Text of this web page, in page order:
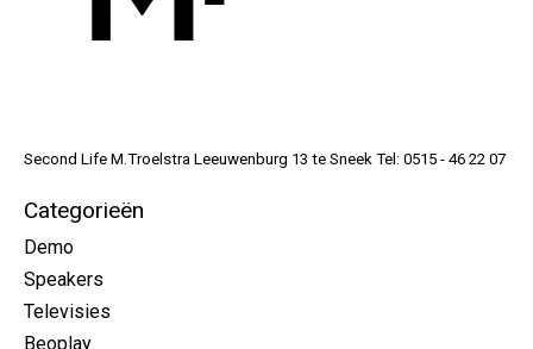
Second Life M.Troelstra Leeuwenburg 13 te Sneek Tel: 0515 - 46 22 07
Categorieën
Demo
Speakers
Televisies
Beoplay